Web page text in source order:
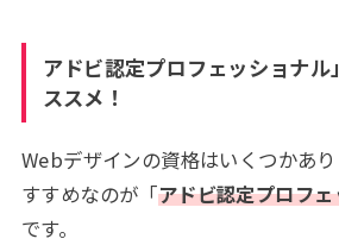
アドビ認定プロフェッショナ
ススメ！
Webデザインの資格はいくつかあ
すすめなのが「アドビ認定プロフ
です。